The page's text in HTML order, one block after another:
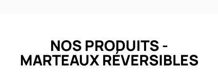
NOS PRODUITS -
MARTEAUX RÉVERSIBLES